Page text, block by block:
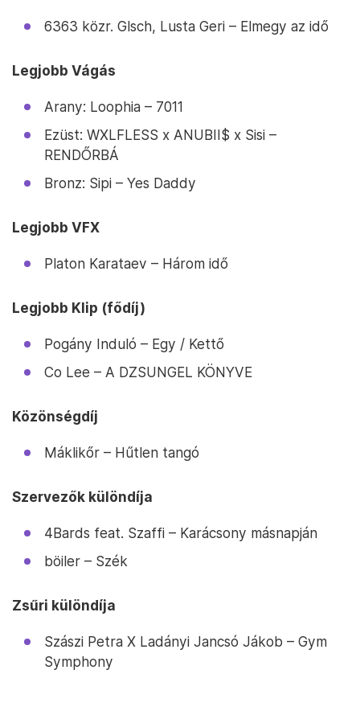
6363 közr. Glsch, Lusta Geri – Elmegy az idő
Legjobb Vágás
Arany: Loophia – 7011
Ezüst: WXLFLESS x ANUBII$ x Sisi –
RENDŐRBÁ
Bronz: Sipi – Yes Daddy
Legjobb VFX
Platon Karataev – Három idő
Legjobb Klip (fődíj)
Pogány Induló – Egy / Kettő
Co Lee – A DZSUNGEL KÖNYVE
Közönségdíj
Máklikőr – Hűtlen tangó
Szervezők különdíja
4Bards feat. Szaffi – Karácsony másnapján
böiler – Szék
Zsűri különdíja
Szászi Petra X Ladányi Jancsó Jákob – Gym
Symphony